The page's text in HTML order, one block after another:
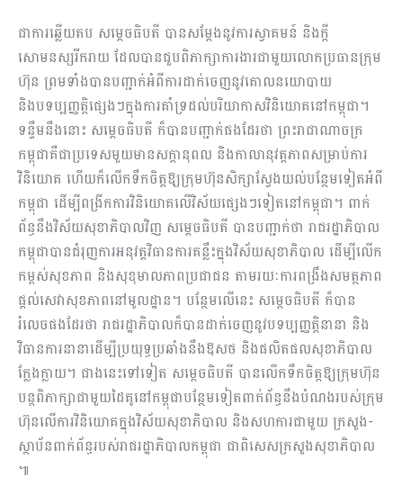
ជាការឆ្លើយតប សម្តេចធិបតី បានសម្តែងនូវការស្វាគមន៍ និងក្តី
សោមនស្សរីករាយ ដែលបានជួបពិភាក្សាការងារជាមួយលោកប្រធានក្រុម
ហ៊ុន ព្រមទាំងបានបញ្ជាក់អំពីការដាក់ចេញនូវគោលនយោបាយ
និងបទប្បញ្ញត្តិផ្សេងៗក្នុងការគាំទ្រដល់បរិយាកាសវិនិយោគនៅកម្ពុជា។
ទន្ទឹមនឹងនោះ សម្ដេចធិបតី ក៏បានបញ្ជាក់ផងដែរថា ព្រះរាជាណាចក្រ
កម្ពុជាគឺជាប្រទេសមួយមានសក្តានុពល និងកាលានុវត្តភាពសម្រាប់ការ
វិនិយោគ ហើយក៏លើកទឹកចិត្តឱ្យក្រុមហ៊ុនសិក្សាស្វែងយល់បន្ថែមទៀតអំពី
កម្ពុជា ដើម្បីពង្រីកការវិនិយោគលើវិស័យផ្សេងៗទៀតនៅកម្ពុជា។ ពាក់
ព័ន្ធនឹងវិស័យសុខាភិបាលវិញ សម្ដេចធិបតី បានបញ្ជាក់ថា រាជរដ្ឋាភិបាល
កម្ពុជាបានជំរុញការអនុវត្តវិធានការគន្លឹះក្នុងវិស័យសុខាភិបាល ដើម្បីលើក
កម្ពស់សុខភាព និងសុខុមាលភាពប្រជាជន តាមរយៈការពង្រឹងសមត្ថភាព
ផ្តល់សេវាសុខភាពនៅមូលដ្ឋាន។ បន្ថែមលើនេះ សម្ដេចធិបតី ក៏បាន
រំលេចផងដែរថា រាជរដ្ឋាភិបាលក៏បានដាក់ចេញនូវបទប្បញ្ញត្តិនានា និង
វិធានការនានាដើម្បីប្រយុទ្ធប្រឆាំងនឹងឱសថ និងផលិតផលសុខាភិបាល
ក្លែងក្លាយ។ ជាងនេះទៅទៀត សម្ដេចធិបតី បានលើកទឹកចិត្តឱ្យក្រុមហ៊ុន
បន្តពិភាក្សាជាមួយដៃគូនៅកម្ពុជាបន្ថែមទៀតពាក់ព័ន្ធនឹងបំណងរបស់ក្រុម
ហ៊ុនលើការវិនិយោគក្នុងវិស័យសុខាភិបាល និងសហការជាមួយ ក្រសួង-
ស្ថាប័នពាក់ព័ន្ធរបស់រាជរដ្ឋាភិបាលកម្ពុជា ជាពិសេសក្រសួងសុខាភិបាល
៕